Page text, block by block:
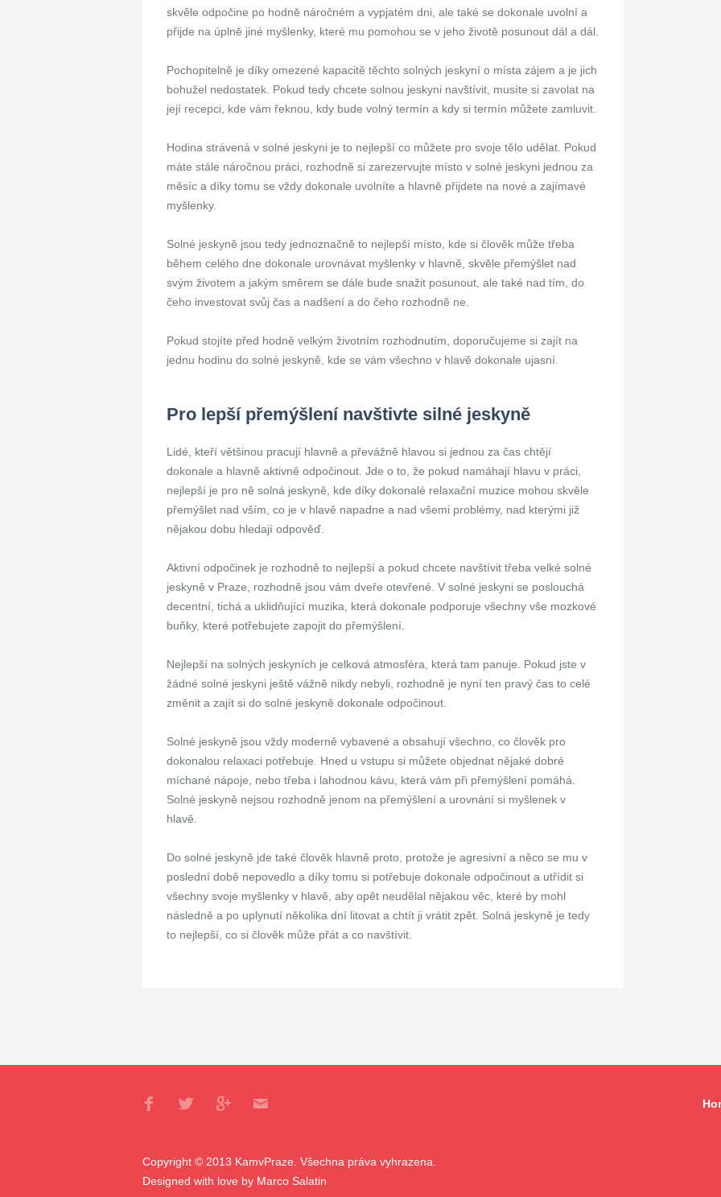
skvěle odpočine po hodně náročném a vypjatém dni, ale také se dokonale uvolní a
přijde na úplně jiné myšlenky, které mu pomohou se v jeho životě posunout dál a dál.
Pochopitelně je díky omezené kapacitě těchto solných jeskyní o místa zájem a je jich
bohužel nedostatek. Pokud tedy chcete solnou jeskyni navštívit, musíte si zavolat na
její recepci, kde vám řeknou, kdy bude volný termín a kdy si termín můžete zamluvit.
Hodina strávená v solné jeskyni je to nejlepší co můžete pro svoje tělo udělat. Pokud
máte stále náročnou práci, rozhodně si zarezervujte místo v solné jeskyni jednou za
měsíc a díky tomu se vždy dokonale uvolníte a hlavně přijdete na nové a zajímavé
myšlenky.
Solné jeskyně jsou tedy jednoznačně to nejlepší místo, kde si člověk může třeba
během celého dne dokonale urovnávat myšlenky v hlavně, skvěle přemýšlet nad
svým životem a jakým směrem se dále bude snažit posunout, ale také nad tím, do
čeho investovat svůj čas a nadšení a do čeho rozhodně ne.
Pokud stojíte před hodně velkým životním rozhodnutím, doporučujeme si zajít na
jednu hodinu do solné jeskyně, kde se vám všechno v hlavě dokonale ujasní.
Pro lepší přemýšlení navštivte silné jeskyně
Lidé, kteří většinou pracují hlavně a převážně hlavou si jednou za čas chtějí
dokonale a hlavně aktivně odpočinout. Jde o to, že pokud namáhají hlavu v práci,
nejlepší je pro ně solná jeskyně, kde díky dokonalé relaxační muzice mohou skvěle
přemýšlet nad vším, co je v hlavě napadne a nad všemi problémy, nad kterými již
nějakou dobu hledají odpověď.
Aktivní odpočinek je rozhodně to nejlepší a pokud chcete navštívit třeba velké solné
jeskyně v Praze, rozhodně jsou vám dveře otevřené. V solné jeskyni se poslouchá
decentní, tichá a uklidňující muzika, která dokonale podporuje všechny vše mozkové
buňky, které potřebujete zapojit do přemýšlení.
Nejlepší na solných jeskyních je celková atmosféra, která tam panuje. Pokud jste v
žádné solné jeskyni ještě vážně nikdy nebyli, rozhodně je nyní ten pravý čas to celé
změnit a zajít si do solné jeskyně dokonale odpočinout.
Solné jeskyně jsou vždy moderně vybavené a obsahují všechno, co člověk pro
dokonalou relaxaci potřebuje. Hned u vstupu si můžete objednat nějaké dobré
míchané nápoje, nebo třeba i lahodnou kávu, která vám při přemýšlení pomáhá.
Solné jeskyně nejsou rozhodně jenom na přemýšlení a urovnání si myšlenek v
hlavě.
Do solné jeskyně jde také člověk hlavně proto, protože je agresivní a něco se mu v
poslední době nepovedlo a díky tomu si potřebuje dokonale odpočinout a utřídit si
všechny svoje myšlenky v hlavě, aby opět neudělal nějakou věc, které by mohl
následně a po uplynutí několika dní litovat a chtít ji vrátit zpět. Solná jeskyně je tedy
to nejlepší, co si člověk může přát a co navštívit.
Copyright © 2013 KamvPraze. Všechna práva vyhrazena.
Designed with love by Marco Salatin